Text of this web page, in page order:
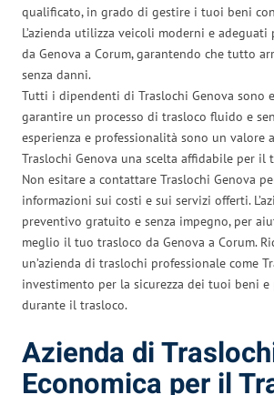
qualificato, in grado di gestire i tuoi beni
L’azienda utilizza veicoli moderni e
da Genova a Corum, garantendo che tutto
senza danni.
Tutti i dipendenti di Traslochi Genova sono
garantire un processo di trasloco fluido e
esperienza e professionalità sono un valore
Traslochi Genova una scelta affidabile per il
Non esitare a contattare Traslochi Genova
informazioni sui costi e sui servizi offerti.
preventivo gratuito e senza impegno, per
meglio il tuo trasloco da Genova a Corum.
un’azienda di traslochi professionale come
investimento per la sicurezza dei tuoi beni e
durante il trasloco.
Azienda di
Economica per il